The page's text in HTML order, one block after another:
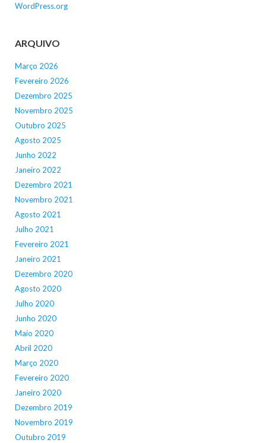
WordPress.org
ARQUIVO
Março 2026
Fevereiro 2026
Dezembro 2025
Novembro 2025
Outubro 2025
Agosto 2025
Junho 2022
Janeiro 2022
Dezembro 2021
Novembro 2021
Agosto 2021
Julho 2021
Fevereiro 2021
Janeiro 2021
Dezembro 2020
Agosto 2020
Julho 2020
Junho 2020
Maio 2020
Abril 2020
Março 2020
Fevereiro 2020
Janeiro 2020
Dezembro 2019
Novembro 2019
Outubro 2019